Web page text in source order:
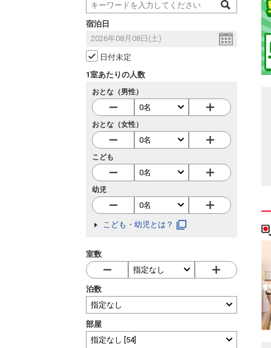
宿泊日
日付未定
1室あたりの人数
おとな（男性）
おとな（女性）
こども
幼児
こども・幼児とは？
室数
泊数
部屋